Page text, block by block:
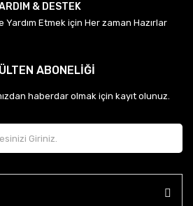
& DESTEK
Yardım Etmek için Her zaman Hazırlar
ABONELİĞİ
haberdar olmak için kayıt olunuz.